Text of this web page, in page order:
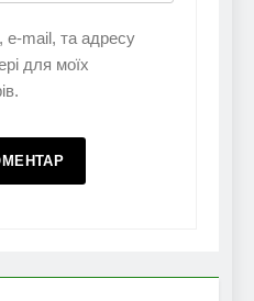
e-mail, та адресу
для моїх